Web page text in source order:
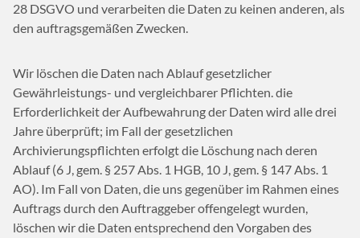
28 DSGVO und verarbeiten die Daten zu keinen anderen, als
den auftragsgemäßen Zwecken.
Wir löschen die Daten nach Ablauf gesetzlicher
Gewährleistungs- und vergleichbarer Pflichten. die
Erforderlichkeit der Aufbewahrung der Daten wird alle drei
Jahre überprüft; im Fall der gesetzlichen
Archivierungspflichten erfolgt die Löschung nach deren
Ablauf (6 J, gem. § 257 Abs. 1 HGB, 10 J, gem. § 147 Abs. 1
AO). Im Fall von Daten, die uns gegenüber im Rahmen eines
Auftrags durch den Auftraggeber offengelegt wurden,
löschen wir die Daten entsprechend den Vorgaben des